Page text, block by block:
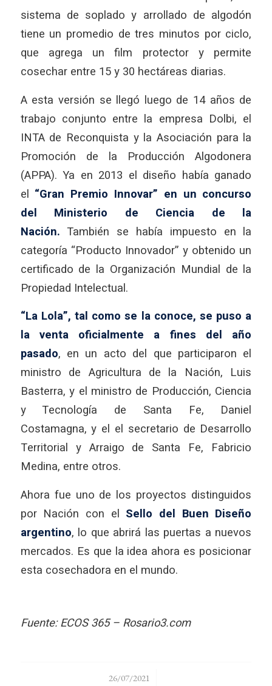
sistema de soplado y arrollado de algodón
tiene un promedio de tres minutos por ciclo,
que agrega un film protector y permite
cosechar entre 15 y 30 hectáreas diarias.
A esta versión se llegó luego de 14 años de
trabajo conjunto entre la empresa Dolbi, el
INTA de Reconquista y la Asociación para la
Promoción de la Producción Algodonera
(APPA). Ya en 2013 el diseño había ganado
el “Gran Premio Innovar” en un concurso
del Ministerio de Ciencia de la
Nación.También se había impuesto en la
categoría “Producto Innovador” y obtenido un
certificado de la Organización Mundial de la
Propiedad Intelectual.
“La Lola”, tal como se la conoce, se puso a
la venta oficialmente a fines del año
pasado, en un acto del que participaron el
ministro de Agricultura de la Nación, Luis
Basterra, y el ministro de Producción, Ciencia
y Tecnología de Santa Fe, Daniel
Costamagna, y el el secretario de Desarrollo
Territorial y Arraigo de Santa Fe, Fabricio
Medina, entre otros.
Ahora fue uno de los proyectos distinguidos
por Nación con el Sello del Buen Diseño
argentino, lo que abrirá las puertas a nuevos
mercados. Es que la idea ahora es posicionar
esta cosechadora en el mundo.
Fuente: ECOS 365 – Rosario3.com
26/07/2021
/